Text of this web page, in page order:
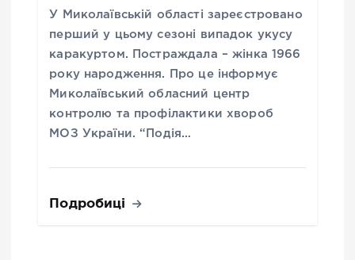
У Миколаївській області зареєстровано
перший у цьому сезоні випадок укусу
каракуртом. Постраждала – жінка 1966
року народження. Про це інформує
Миколаївський обласний центр
контролю та профілактики хвороб
МОЗ України. “Подія…
Подробиці